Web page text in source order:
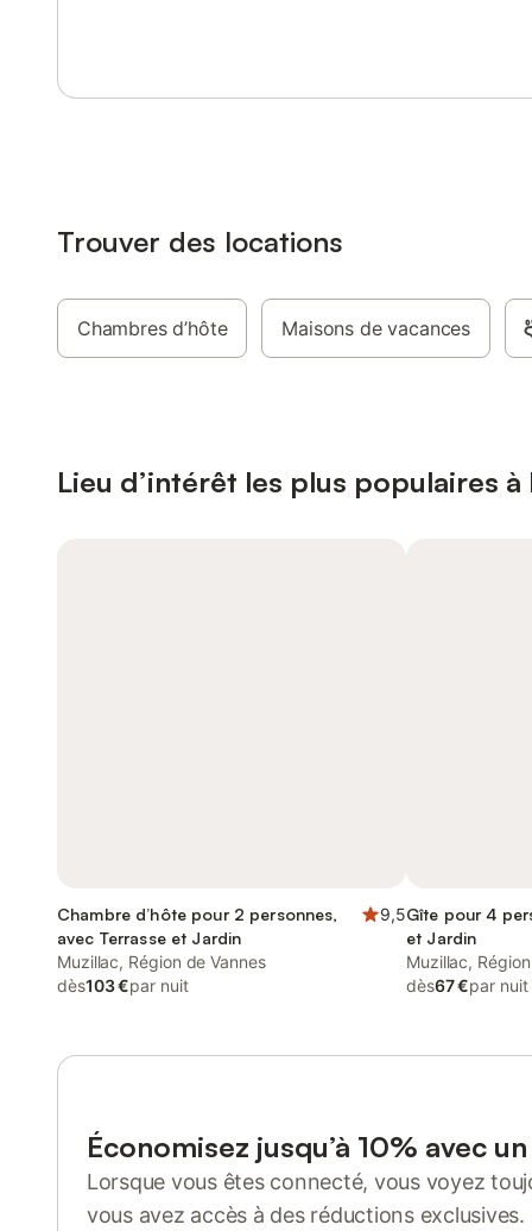
Trouver des locations
Chambres d’hôte Maisons de vacances
Lieu d’intérêt les plus populaires à
Chambre d’hôte pour 2 personnes,
avec Terrasse et Jardin
9,5
Muzillac, Région de Vannes
dès103 €par nuit
Gîte pour 4
et Jardin
Muzillac,
dès67 €par nuit
Économisez jusqu’à 10% avec
Lorsque vous êtes connecté, vous voyez
vous avez accès à des réductions exclusives.